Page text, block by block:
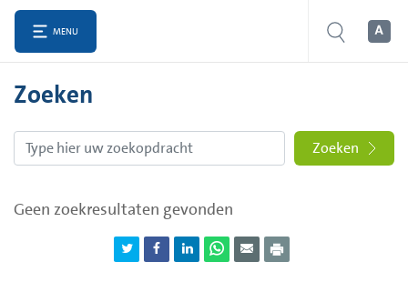
MENU
Zoeken
Zoeken
Geen zoekresultaten gevonden